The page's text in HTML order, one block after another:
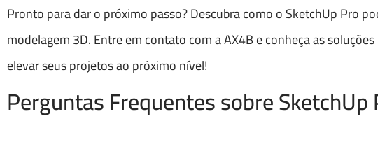
Pronto para dar o próximo passo? Descubra como o SketchUp Pro
modelagem 3D. Entre em contato com a AX4B e conheça as
elevar seus projetos ao próximo nível!
Perguntas Frequentes sobre SketchUp